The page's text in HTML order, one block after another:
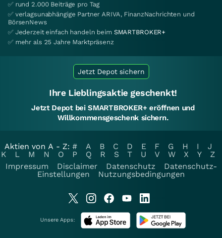
✅ rund 2.000 Beiträge pro Tag
✅ verlagsunabhängige Partner ARIVA, FinanzNachrichten und
BörsenNews
✅ Jederzeit einfach handeln beim SMARTBROKER+
✅ mehr als 25 Jahre Marktpräsenz
Jetzt Depot sichern
Ihre Lieblingsaktie geschenkt!
Jetzt Depot bei SMARTBROKER+ eröffnen und
Willkommensgeschenk sichern.
Aktien von A - Z: # A B C D E F G H I
J
K
L M N O P Q R S T U V W X Y
Z
Impressum
Disclaimer Datenschutz
Datenschutz-
Einstellungen
Nutzungsbedingungen
Unsere Apps: